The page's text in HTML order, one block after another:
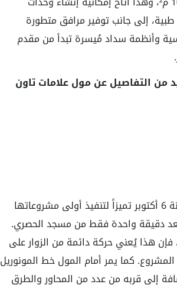
إلى جانب توفير مرافق متطورة
وأنظمة سداد مُيسرة تبدأ من مقدم
التفاصيل عن مول علامات تاون
اختارت شركة أوريا للتطوير العقاري واحدة من أكثر مناطق مدينة 6 أكتوبر تميزاً لتنفيذ أولى مشروعاتها
دقيقة واحدة فقط من مسجد الحصري.
فإن هذا يُعني حركة دائمة من الزوار على
كما يمر أمام المول خط المونوريل
إلى قربه من عدد من المحاور والطرق